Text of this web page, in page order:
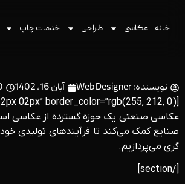
خانه عکاسی طراحی خدمات چاپ
نویسنده: آبان 16, 1402
[section border=”2px 2px 2px 02px” border_color=”rgb(255, 212, 0)”]
عکاسی صنعتی یک حوزه گسترده از عکاسی
صنایع کمک می‌کند تا فرآیندهای تولیدی
گری می‌پردازیم.
[/section]